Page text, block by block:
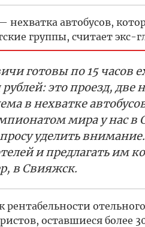
нехватка автобусов,
группы, считает экс-
готовы по 15 часов
это проезд, две
в нехватке
мира у нас в
уделить
и предлагать им
в Свияжск.
рентабельности
оставшиеся более